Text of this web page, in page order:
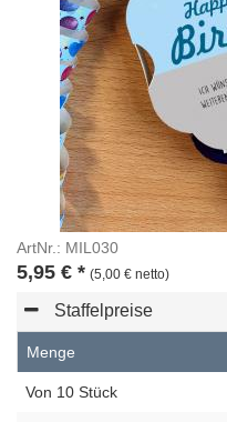
ArtNr.: MIL030
5,95 € * (5,00 € netto)
Staffelpreise
Menge
Von 10 Stück